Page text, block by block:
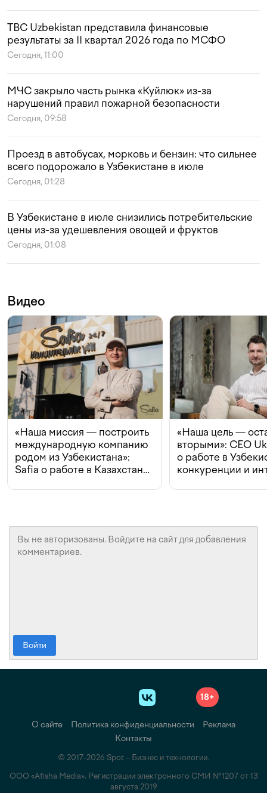
TBC Uzbekistan представила финансовые
результаты за II квартал 2026 года по МСФО
Сегодня, 11:00
МЧС закрыло часть рынка «Куйлюк» из-за
нарушений правил пожарной безопасности
Сегодня, 09:58
Проезд в автобусах, морковь и бензин: что сильнее
всего подорожало в Узбекистане в июле
Сегодня, 01:28
В Узбекистане в июле снизились потребительские
цены из-за удешевления овощей и фруктов
Сегодня, 01:08
Видео
«Наша миссия — построить
международную компанию
родом из Узбекистана»:
Safia о работе в Казахстане,
«Наша цель —
вторыми»: CEO
о работе в
конкуренции и
Войти
18+
О сайте Политика конфиденциальности
Реклама
Контакты
© 2017-2026 Spot – Бизнес и технологии.
ООО «Afisha Media». Регистрации электронного СМИ №1207 от 13
августа 2019